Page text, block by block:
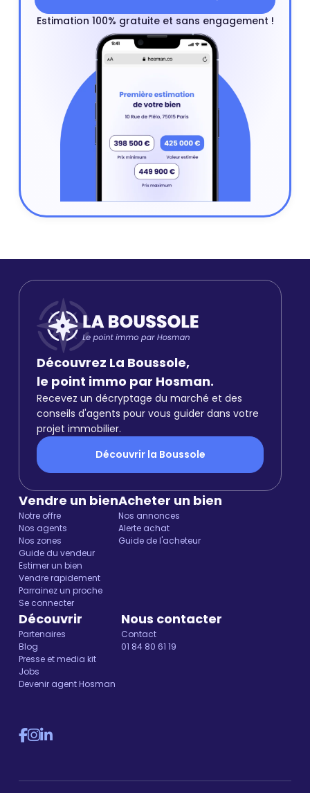
Estimation 100% gratuite et sans engagement !
Découvrez La Boussole,
le point immo par Hosman.
Recevez un décryptage du marché et des
conseils d'agents pour vous guider dans votre
projet immobilier.
Découvrir la Boussole
Vendre un bien
Notre offre
Nos agents
Nos zones
Guide du vendeur
Estimer un bien
Vendre rapidement
Parrainez un proche
Se connecter
Acheter un bien
Nos annonces
Alerte achat
Guide de l'acheteur
Découvrir
Partenaires
Blog
Presse et media kit
Jobs
Devenir agent Hosman
Nous contacter
Contact
01 84 80 61 19